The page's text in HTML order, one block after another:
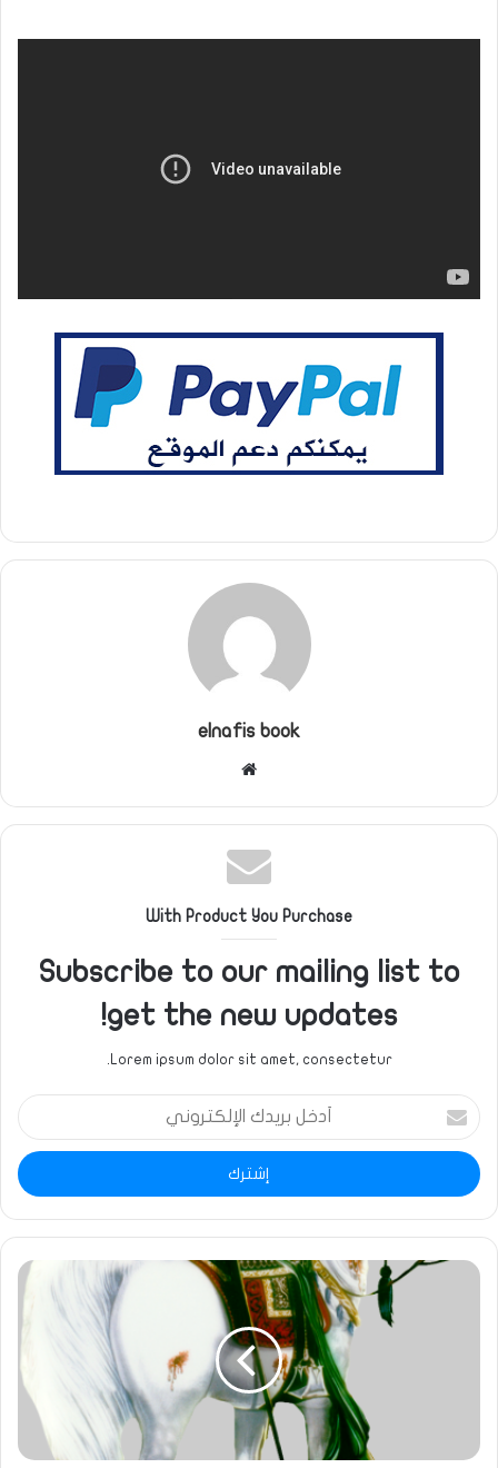
elnafis book
With Product You Purchase
Subscribe to our mailing list to
get the new updates!
Lorem ipsum dolor sit amet, consectetur.
أدخل
بريدك
الإلكتروني